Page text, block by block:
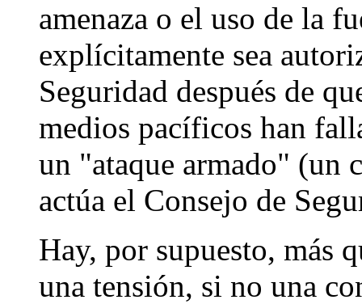
amenaza o el uso de la
explícitamente sea
Seguridad después de
medios pacíficos han
un "ataque armado" (un
actúa el Consejo de
Hay, por supuesto, más
una tensión, si no una